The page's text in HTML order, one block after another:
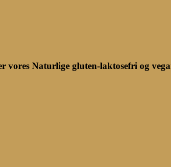
vores Naturlige gluten-laktosefri og